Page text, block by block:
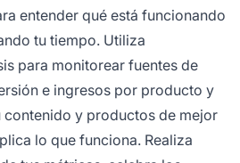
entender qué está funcionando
tu tiempo. Utiliza
para monitorear fuentes de
e ingresos por producto y
contenido y productos de mejor
lo que funciona. Realiza